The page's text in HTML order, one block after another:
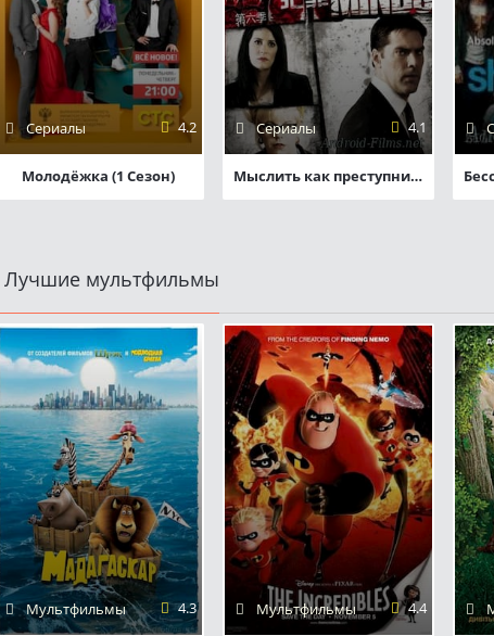
Сериалы 4.2
Молодёжка (1 Сезон)
Сериалы 4.1
Мыслить как преступник (1-11 сезоны)
Лучшие мультфильмы
Мультфильмы 4.3 Мультфильмы 4.4